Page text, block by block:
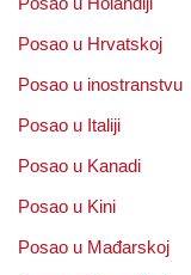
Posao u Hrvatskoj
Posao u inostranstvu
Posao u Italiji
Posao u Kanadi
Posao u Kini
Posao u Mađarskoj